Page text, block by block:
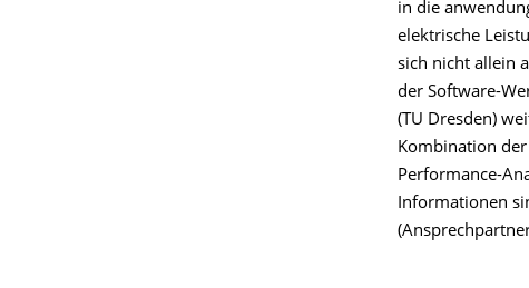
in die
elektrische
sich nicht allein
der Software-
(TU Dresden)
Kombination
Performance-
Informationen